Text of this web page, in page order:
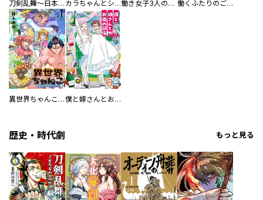
刀剣乱舞～日本号つれづれ酒～ カラちゃんとシトーさんと、 【分冊版】 働き女子3人のおうち晩酌 働くふたりのごほうび飯
異世界ちゃんこ～横綱目前に召喚されたんだが～ 【連載版】 僕と嫁さんとお酒の関係
歴史・時代劇 もっと見る